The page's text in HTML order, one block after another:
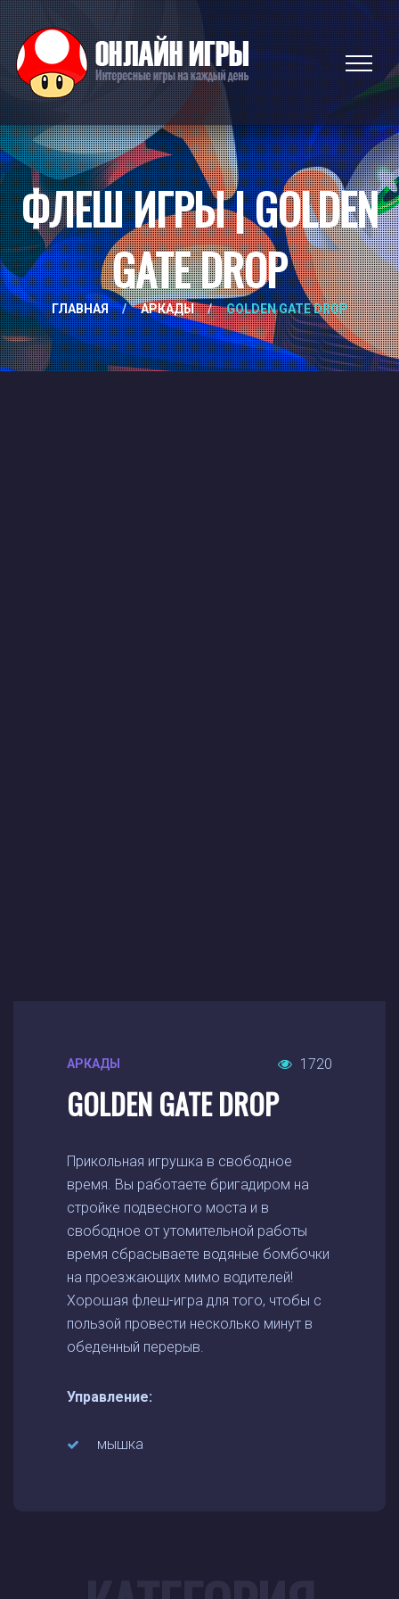
ФЛЕШ ИГРЫ | GOLDEN
GATE DROP
ГЛАВНАЯ / АРКАДЫ / GOLDEN GATE DROP
АРКАДЫ 1720
GOLDEN GATE DROP
Прикольная игрушка в свободное
время. Вы работаете бригадиром на
стройке подвесного моста и в
свободное от утомительной работы
время сбрасываете водяные бомбочки
на проезжающих мимо водителей!
Хорошая флеш-игра для того, чтобы с
пользой провести несколько минут в
обеденный перерыв.
Управление:
мышка